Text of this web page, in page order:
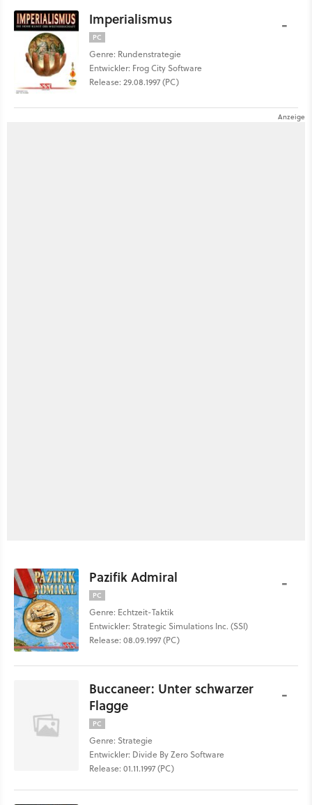
Imperialismus
PC
Genre: Rundenstrategie
Entwickler: Frog City Software
Release: 29.08.1997 (PC)
-
Pazifik Admiral
PC
Genre: Echtzeit-Taktik
Entwickler: Strategic Simulations Inc. (SSI)
Release: 08.09.1997 (PC)
-
Buccaneer: Unter schwarzer
Flagge
PC
Genre: Strategie
Entwickler: Divide By Zero Software
Release: 01.11.1997 (PC)
-